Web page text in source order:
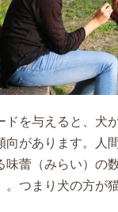
ドを与えると、犬
向があります。人
味蕾（みらい）の数
。つまり犬の方が